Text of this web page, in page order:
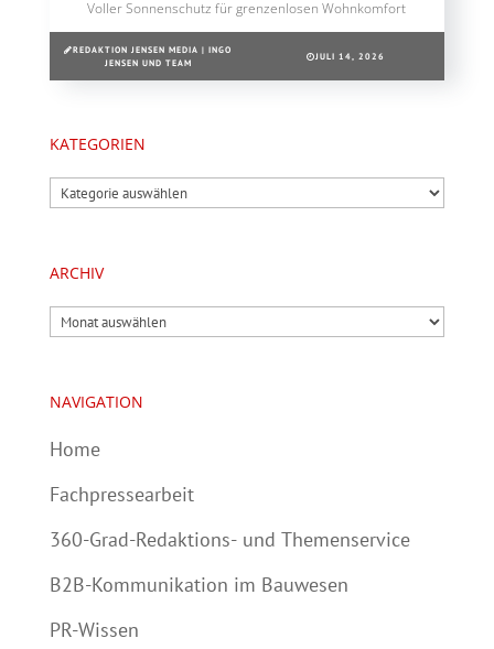
Voller Sonnenschutz für grenzenlosen Wohnkomfort
REDAKTION JENSEN MEDIA | INGO
JENSEN UND TEAM
JULI 14, 2026
KATEGORIEN
Kategorien
ARCHIV
Archiv
NAVIGATION
Home
Fachpressearbeit
360-Grad-Redaktions- und Themenservice
B2B-Kommunikation im Bauwesen
PR-Wissen